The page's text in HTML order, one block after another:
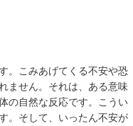
。こみあげてくる不安や恐
ません。それは、ある意味
の自然な反応です。こうい
。そして、いったん不安が